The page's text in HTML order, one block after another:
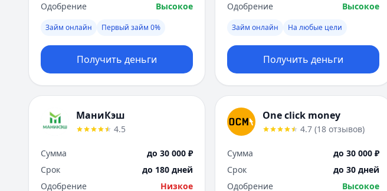
Одобрение
Высокое
Займ онлайн Первый займ 0%
Получить деньги
Одобрение
Высокое
Займ онлайн На любые цели
Получить деньги
МаниКэш
4.5
Сумма
до 30 000 ₽
Срок
до 180 дней
Одобрение
Низкое
One click money
4.7 (18 отзывов)
Сумма
до 30 000 ₽
Срок
до 30 дней
Одобрение
Высокое